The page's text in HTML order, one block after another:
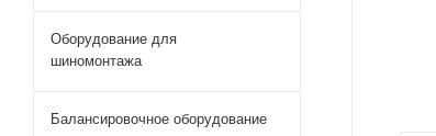
Оборудование для
шиномонтажа
Балансировочное оборудование